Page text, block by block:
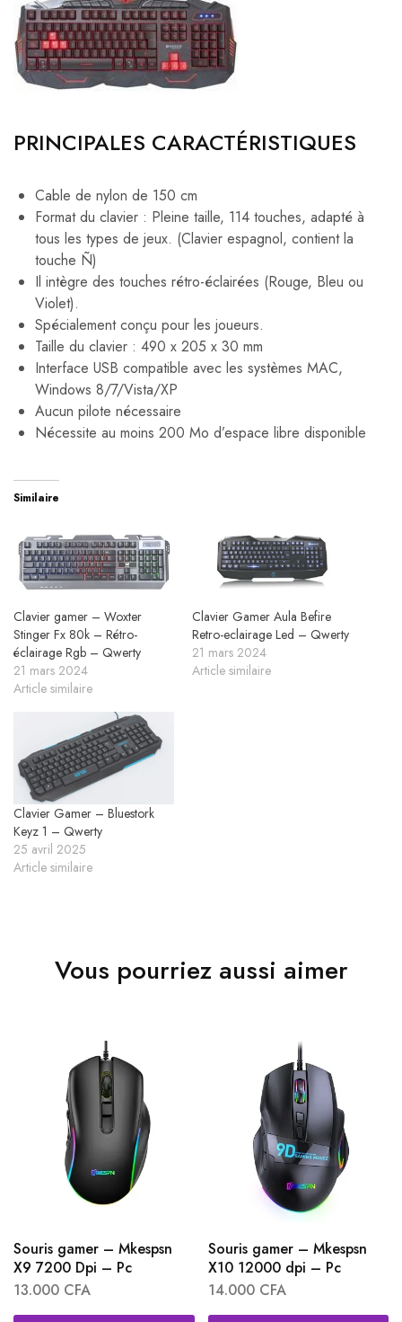
PRINCIPALES CARACTÉRISTIQUES
Cable de nylon de 150 cm
Format du clavier : Pleine taille, 114 touches, adapté à
tous les types de jeux. (Clavier espagnol, contient la
touche Ñ)
Il intègre des touches rétro-éclairées (Rouge, Bleu ou
Violet).
Spécialement conçu pour les joueurs.
Taille du clavier : 490 x 205 x 30 mm
Interface USB compatible avec les systèmes MAC,
Windows 8/7/Vista/XP
Aucun pilote nécessaire
Nécessite au moins 200 Mo d’espace libre disponible
Similaire
Clavier gamer – Woxter
Stinger Fx 80k – Rétro-
éclairage Rgb – Qwerty
21 mars 2024
Article similaire
Clavier Gamer Aula Befire
Retro-eclairage Led – Qwerty
21 mars 2024
Article similaire
Clavier Gamer – Bluestork
Keyz 1 – Qwerty
25 avril 2025
Article similaire
Vous pourriez aussi aimer
Souris gamer – Mkespsn
X9 7200 Dpi – Pc
13.000 CFA
Souris gamer – Mkespsn
X10 12000 dpi – Pc
14.000 CFA